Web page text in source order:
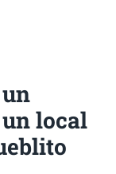
local